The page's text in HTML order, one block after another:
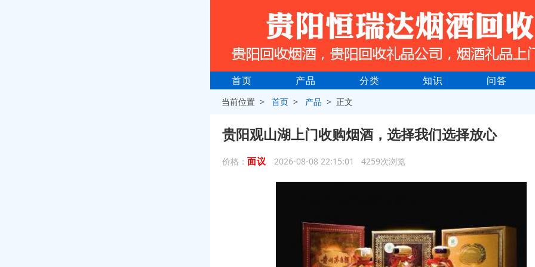
首页 产品 分类 知识 问答
当前位置 >首页 > 产品 > 正文
贵阳观山湖上门收购烟酒，选择我们选择放心
价格： 面议 2026-08-08 22:15:01 4259次浏览